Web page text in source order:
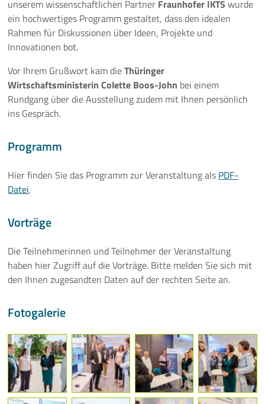
unserem wissenschaftlichen Partner Fraunhofer IKTS wurde
ein hochwertiges Programm gestaltet, dass den idealen
Rahmen für Diskussionen über Ideen, Projekte und
Innovationen bot.
Vor Ihrem Grußwort kam dieThüringer
Wirtschaftsministerin Colette Boos-John bei einem
Rundgang über die Ausstellung zudem mit Ihnen persönlich
ins Gespräch.
Programm
Hier finden Sie das Programm zur Veranstaltung als PDF-
Datei.
Vorträge
Die Teilnehmerinnen und Teilnehmer der Veranstaltung
haben hier Zugriff auf die Vorträge. Bitte melden Sie sich mit
den Ihnen zugesandten Daten auf der rechten Seite an.
Fotogalerie